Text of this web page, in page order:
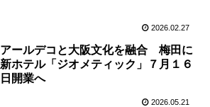
2026.02.27
アールデコと大阪文化を融合 梅田に
新ホテル「ジオメティック」７月１６
日開業へ
2026.05.21